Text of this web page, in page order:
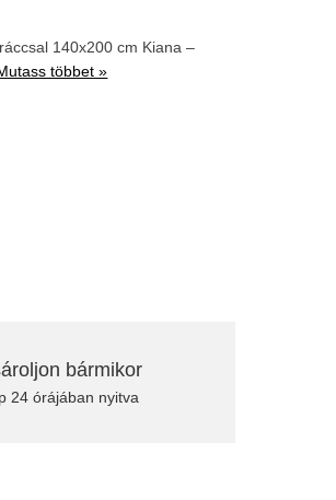
140x200 cm Kiana –
többet »
bármikor
24 órájában nyitva